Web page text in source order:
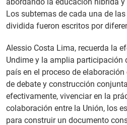
Los subtemas de cada una de
dividida fueron escritos por
Alessio Costa Lima, recuerda la
Undime y la amplia participación
país en el proceso de elaboración
de debate y construcción
efectivamente, vivenciar en la
colaboración entre la Unión, los
para construir un documento